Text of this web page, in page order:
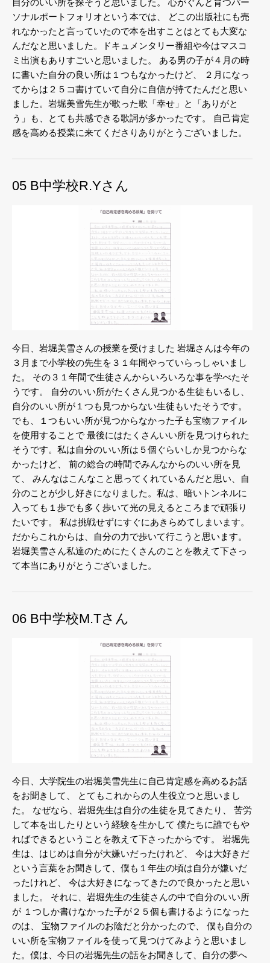
自分のいい所を探そうと思いました。
心がぐんと育つパー
ソナルポートフォリオという本では、
どこの出版社にも売
れなかったと言っていたので本を出すことはとても大変な
んだなと思いました。ドキュメンタリー番組や今はマスコ
ミ出演もありすごいと思いました。
ある男の子が４月の時
に書いた自分の良い所は１つもなかったけど、
２月になっ
てからは２５コ書けていて自分に自信が持てたんだと思い
ました。岩堀美雪先生が歌った歌「幸せ」と「ありがと
う」も、とても共感できる歌詞が多かったです。
自己肯定
感を高める授業に来てくださりありがとうございました。
05 B中学校R.Yさん
今日、岩堀美雪さんの授業を受けました 岩堀さんは今年の
３月まで小学校の先生を３１年間やっていらっしゃいまし
た。
その３１年間で生徒さんからいろいろな事を学べたそ
うです。
自分のいい所がたくさん見つかる生徒もいるし、
自分のいい所が１つも見つからない生徒もいたそうです。
でも、１つもいい所が見つからなかった子も宝物ファイル
を使用することで 最後にはたくさんいい所を見つけられた
そうです。私は自分のいい所は５個ぐらいしか見つからな
かったけど、
前の総合の時間でみんなからのいい所を見
て、
みんなはこんなこと思ってくれているんだと思い、自
分のことが少し好きになりました。私は、暗いトンネルに
入っても１歩でも多く歩いて光の見えるところまで頑張り
たいです。
私は挑戦せずにすぐにあきらめてしまいます。
だからこれからは、自分の力で歩いて行こうと思います。
岩堀美雪さん私達のためにたくさんのことを教えて下さっ
て本当にありがとうございました。
06 B中学校M.Tさん
今日、大学院生の岩堀美雪先生に自己肯定感を高めるお話
をお聞きして、
とてもこれからの人生役立つと思いまし
た。
なぜなら、岩堀先生は自分の生徒を見てきたり、
苦労
して本を出したりという経験を生かして 僕たちに誰でもや
ればできるということを教えて下さったからです。
岩堀先
生は、はじめは自分が大嫌いだったけれど、
今は大好きだ
という言葉をお聞きして、僕も１年生の頃は自分が嫌いだ
ったけれど、
今は大好きになってきたので良かったと思い
ました。
それに、岩堀先生の生徒さんの中で自分のいい所
が １つしか書けなかった子が２５個も書けるようになった
のは、
宝物ファイルのお陰だと分かったので、
僕も自分の
いい所を宝物ファイルを使って見つけてみようと思いまし
た。僕は、今日の岩堀先生の話をお聞きして、自分の夢へ